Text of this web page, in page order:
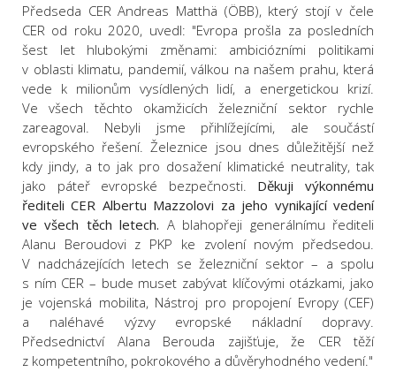
Předseda CER Andreas Matthä (ÖBB), který stojí v čele
CER od roku 2020, uvedl: "Evropa prošla za posledních
šest let hlubokými změnami: ambiciózními politikami
v oblasti klimatu, pandemií, válkou na našem prahu, která
vede k milionům vysídlených lidí, a energetickou krizí.
Ve všech těchto okamžicích železniční sektor rychle
zareagoval. Nebyli jsme přihlížejícími, ale součástí
evropského řešení. Železnice jsou dnes důležitější než
kdy jindy, a to jak pro dosažení klimatické neutrality, tak
jako páteř evropské bezpečnosti. Děkuji výkonnému
řediteli CER Albertu Mazzolovi za jeho vynikající vedení
ve všech těch letech. A blahopřeji generálnímu řediteli
Alanu Beroudovi z PKP ke zvolení novým předsedou.
V nadcházejících letech se železniční sektor – a spolu
s ním CER – bude muset zabývat klíčovými otázkami, jako
je vojenská mobilita, Nástroj pro propojení Evropy (CEF)
a naléhavé výzvy evropské nákladní dopravy.
Předsednictví Alana Berouda zajišťuje, že CER těží
z kompetentního, pokrokového a důvěryhodného vedení."